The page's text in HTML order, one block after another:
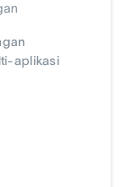
aplikasi